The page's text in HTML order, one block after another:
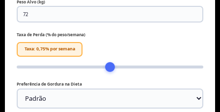
Peso Alvo (kg)
Taxa de Perda (% do peso/semana)
Taxa: 0,75% por semana
Preferência de Gordura na Dieta